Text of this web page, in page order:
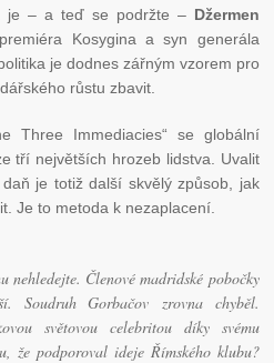
je – a teď se podržte – Džermen
Kosygina a syn generála
je dodnes zářným vzorem pro
růstu zbavit.
Three Immediacies“ se globální
tří největších hrozeb lidstva. Uvalit
je totiž další skvělý způsob, jak
Je to metoda k nezaplacení.
nehledejte. Členové madridské pobočky
Gorbačov zrovna chyběl.
světovou celebritou díky svému
že podporoval ideje Římského klubu?